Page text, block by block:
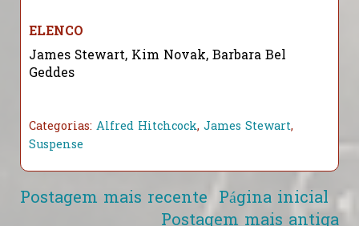
ELENCO
James Stewart, Kim Novak, Barbara Bel
Geddes
Categorias: Alfred Hitchcock, James Stewart,
Suspense
Postagem mais recente Página inicial